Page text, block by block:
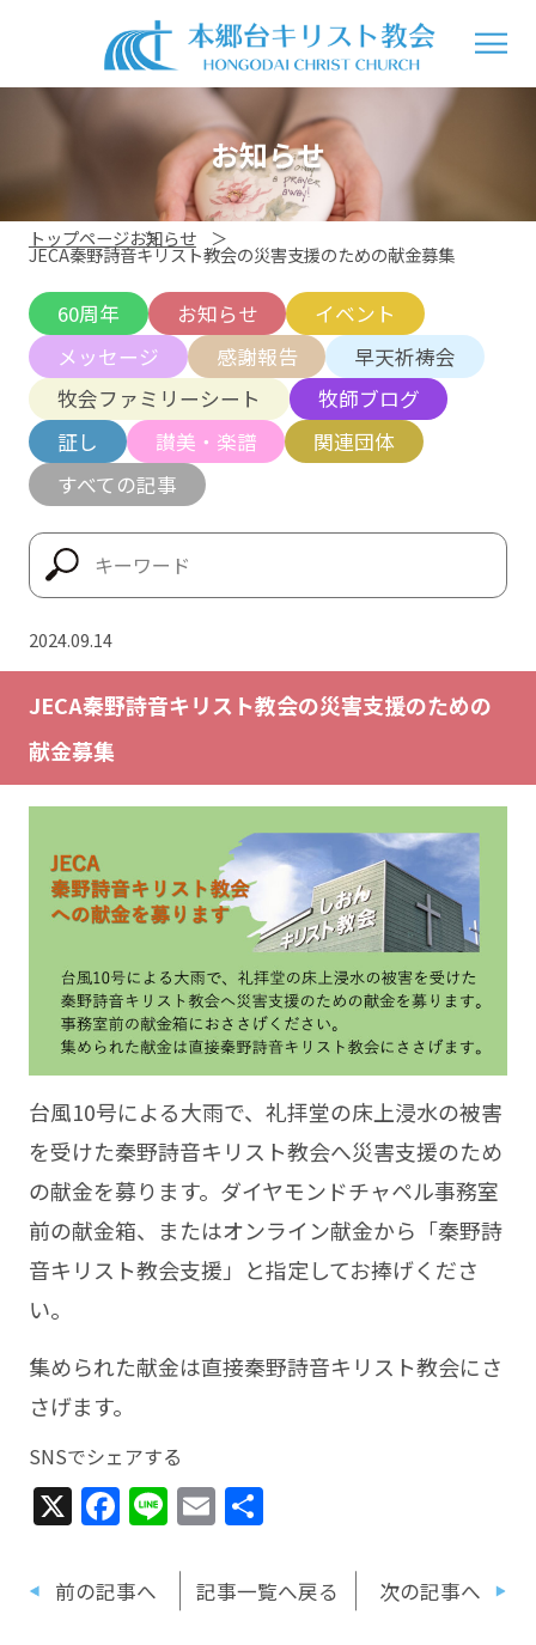
お知らせ
トップページお知らせ
JECA秦野詩音キリスト教会の災害支援のための献金募集
60周年 お知らせ
イベント
メッセージ
感謝報告
早天祈祷会
牧会ファミリーシート
牧師ブログ
証し
讃美・楽譜
関連団体
すべての記事
2024.09.14
JECA秦野詩音キリスト教会の災害支援のための
献金募集
台風10号による大雨で、礼拝堂の床上浸水の被害
を受けた秦野詩音キリスト教会へ災害支援のため
の献金を募ります。ダイヤモンドチャペル事務室
前の献金箱、またはオンライン献金から「秦野詩
音キリスト教会支援」と指定してお捧げくださ
い。
集められた献金は直接秦野詩音キリスト教会にさ
さげます。
SNSでシェアする
X Facebook
LineEmail
共
前の記事へ 記事一覧へ戻る 次の記事へ